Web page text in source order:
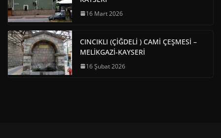
16 Mart 2026
CINCIKLI (ÇİĞDELİ ) CAMİ ÇEŞMESİ –
MELİKGAZİ-KAYSERİ
16 Şubat 2026